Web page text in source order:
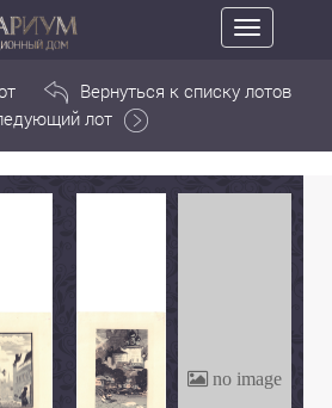
Toggle
navigation
Вернуться к списку лотов
лот